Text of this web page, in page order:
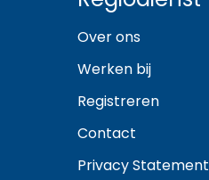
Over ons
Werken bij
Registreren
Contact
Privacy Statement